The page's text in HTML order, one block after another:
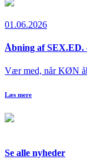
01.06.2026
Åbning af SEX.ED.
Vær med, når KØN
Læs mere
Se alle nyheder